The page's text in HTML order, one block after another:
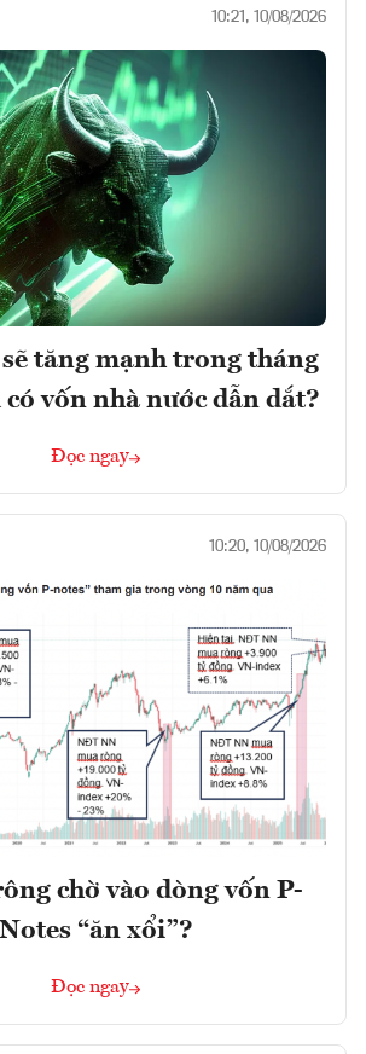
10:21, 10/08/2026
tăng mạnh trong tháng
có vốn nhà nước dẫn dắt?
Đọc ngay
10:20, 10/08/2026
chờ vào dòng vốn P-
Notes “ăn xổi”?
Đọc ngay